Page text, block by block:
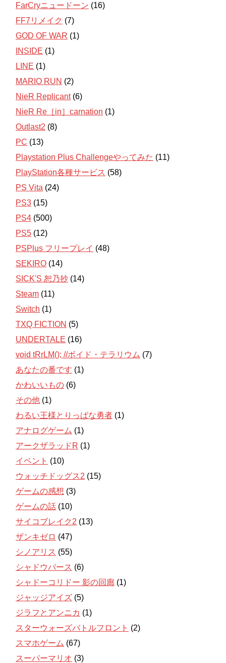
FarCryニュードーン (16)
FF7リメイク (7)
GOD OF WAR (1)
INSIDE (1)
LINE (1)
MARIO RUN (2)
NieR Replicant(6)
NieR Re［in］carnation (1)
Outlast2 (8)
PC (13)
Playstation Plus Challengeやってみた (11)
PlayStation各種サービス (58)
PS Vita (24)
PS3 (15)
PS4 (500)
PS5 (12)
PSPlus フリープレイ (48)
SEKIRO (14)
SICK'S 恕乃抄 (14)
Steam (11)
Switch (1)
TXQ FICTION (5)
UNDERTALE (16)
void tRrLM(); //ボイド・テラリウム (7)
あなたの番です (1)
かわいいもの (6)
その他 (1)
わるい王様とりっぱな勇者 (1)
アナログゲーム (1)
アークザラッドR (1)
イベント (10)
ウォッチドッグス2 (15)
ゲームの感想 (3)
ゲームの話 (10)
サイコブレイク2 (13)
ザンキゼロ (47)
シノアリス (55)
シャドウバース (6)
シャドーコリドー 影の回廊 (1)
ジャッジアイズ (5)
ジラフとアンニカ (1)
スターウォーズバトルフロント (2)
スマホゲーム (67)
スーパーマリオ (3)